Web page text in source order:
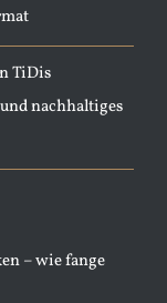
TiDis
nachhaltiges
– wie fange